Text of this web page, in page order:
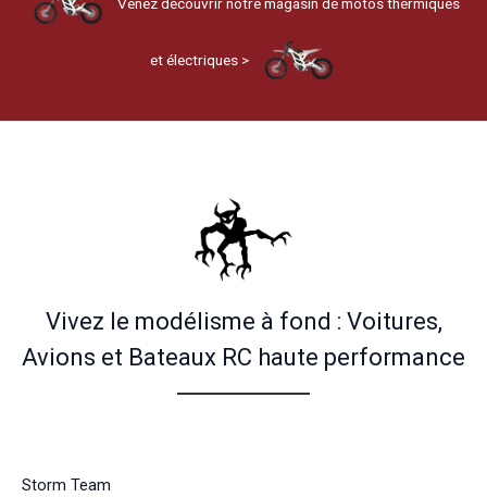
et électriques >
Vivez le modélisme à fond : Voitures,
Avions et Bateaux RC haute performance
Storm Team